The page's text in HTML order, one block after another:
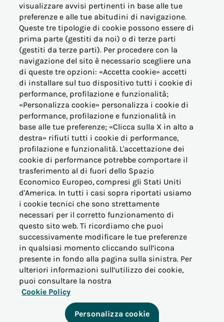
© Acea Energia Spa
via dell'Arte 73/77 - 00144 Roma
- p.iva 07305361003
OFFERTE PER LA CASA
OFFERTE BUSINESS (PMI)
OFFERTE PERTINENZE
ALTRE ESIGENZE
PER I NOSTRI CLIENTI
VICINO AL CONSUMATORE
INFORMAZIONI
ALTRO
visualizzare avvisi pertinenti in base alle tue
preferenze e alle tue abitudini di navigazione.
Queste tre tipologie di cookie possono essere di
prima parte (gestiti da noi) o di terze parti
(gestiti da terze parti). Per procedere con la
navigazione del sito è necessario scegliere una
di queste tre opzioni: «Accetta cookie» accetti
di installare sul tuo dispositivo tutti i cookie di
performance, profilazione e funzionalità;
«Personalizza cookie» personalizza i cookie di
performance, profilazione e funzionalità in
base alle tue preferenze; «Clicca sulla X in alto a
destra» rifiuti tutti i cookie di performance,
profilazione e funzionalità. L'accettazione dei
cookie di performance potrebbe comportare il
trasferimento al di fuori dello Spazio
Economico Europeo, compresi gli Stati Uniti
d'America. In tutti i casi sopra riportati usiamo
i cookie tecnici che sono strettamente
necessari per il corretto funzionamento di
questo sito web. Ti ricordiamo che puoi
successivamente modificare le tue preferenze
in qualsiasi momento cliccando sull’icona
presente in fondo alla pagina sulla sinistra. Per
ulteriori informazioni sull’utilizzo dei cookie,
puoi consultare la nostra
Cookie Policy
Personalizza cookie